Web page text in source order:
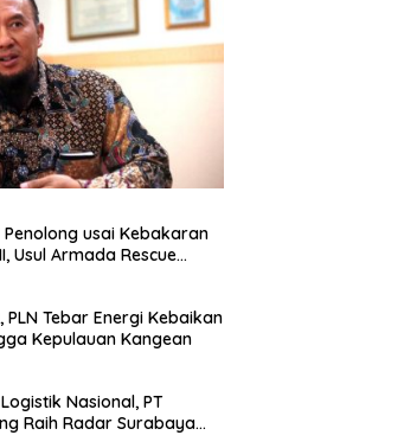
Penolong usai Kebakaran
Usul Armada Rescue
PLN Tebar Energi Kebaikan
Kepulauan Kangean
Nasional, PT
Raih Radar Surabaya